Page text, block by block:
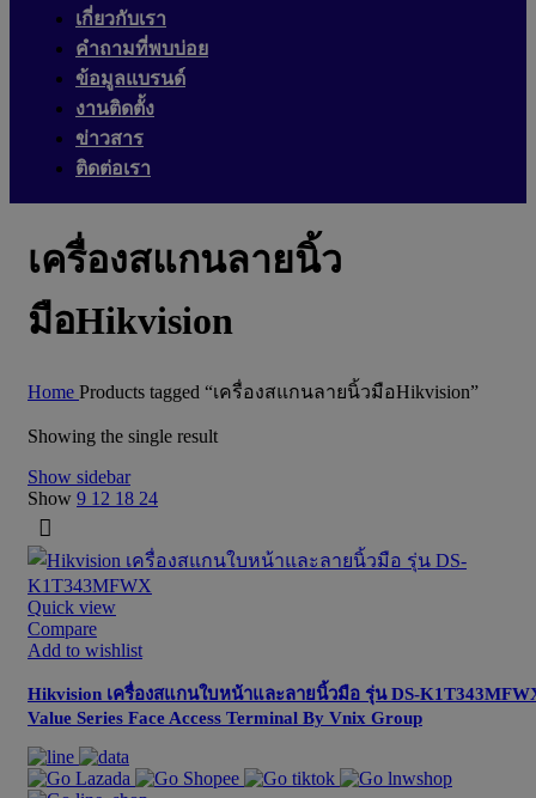
เกี่ยวกับเรา
คำถามที่พบบ่อย
ข้อมูลแบรนด์
งานติดตั้ง
ข่าวสาร
ติดต่อเรา
เครื่องสแกนลายนิ้ว
มือHikvision
Home Products tagged “เครื่องสแกนลายนิ้วมือHikvision”
Showing the single result
Show sidebar
Show 9 12 18 24
Quick view
Compare
Add to wishlist
Hikvision เครื่องสแกนใบหน้าและลายนิ้วมือ รุ่น DS-
Value Series Face Access Terminal By Vnix Group